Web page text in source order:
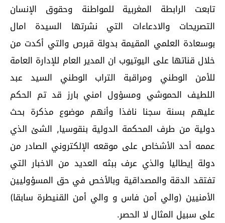
تابعت الرابطة المغربية للمواطنة وحقوق الإنسان
التصريحات والادعاءات التي نشرتها السيدة امال
بوسعادة العلمي المقيمة بدولة قبرص والتي أكدت من
خلال قناتها على اليوتيوب ان المدير العام للإدارة العامة
للأمن الوطني ومراقبة التراب الوطني السيد عبد
اللطيف الحموشي ومسؤول امني بارز قد تم الحكم
عليهم بسنة سجنا نافذا وأنهم موضوع مذكرة بحث
دولية من طرف المحكمة الدولية بنقوسيا, الشئ الذي
عممه أحد الأشخاص على موقعه الإلكتروني الصادر من
دولة إيطاليا والذي عرف ببثه العديد من الاخبار التي
تفتقد الدقة والمصداقية وبالأخص في حق المسؤوليين
الأمنيين (والي أمن فاس و والي أمن القنيطرة سابقا)
على سبيل المثال لا الحصر.